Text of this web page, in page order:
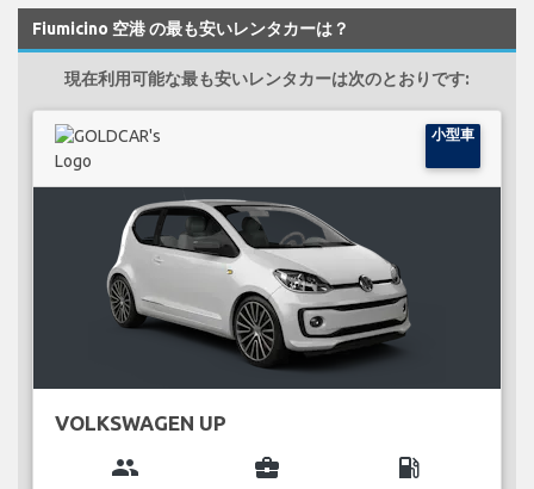
Fiumicino 空港 の最も安いレンタカーは？
現在利用可能な最も安いレンタカーは次のとおりです:
小型車
VOLKSWAGEN UP
group business_center local_gas_station